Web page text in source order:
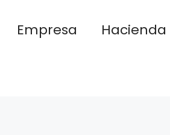
Empresa Hacienda